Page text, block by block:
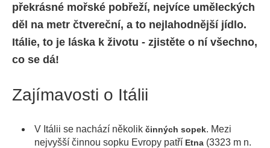
překrásné mořské pobřeží, nejvíce uměleckých
děl na metr čtvereční, a to nejlahodnější jídlo.
Itálie, to je láska k životu - zjistěte o ní všechno,
co se dá!
Zajímavosti o Itálii
V Itálii se nachází několik činných sopek. Mezi
nejvyšší činnou sopku Evropy patří Etna (3323 m n.